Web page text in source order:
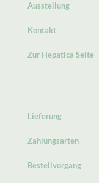
Ausstellung
Kontakt
Zur Hepatica Seite
Lieferung
Zahlungsarten
Bestellvorgang